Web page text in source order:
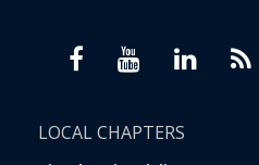
LOCAL CHAPTERS